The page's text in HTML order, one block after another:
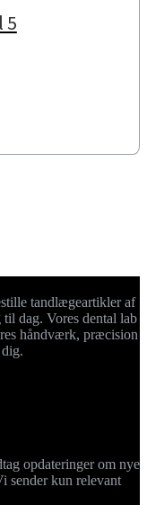
5
tandlægeartikler af
dag. Vores dental lab
håndværk, præcision
opdateringer om nye
sender kun relevant